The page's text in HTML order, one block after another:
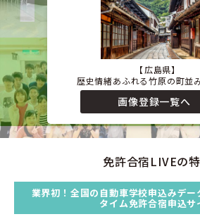
広島県
歴史情緒あふれる竹原の町並
画像登録一覧へ
免許合宿LIVEの
業界初！全国の自動車学校申込みデ
タイム免許合宿申込サ